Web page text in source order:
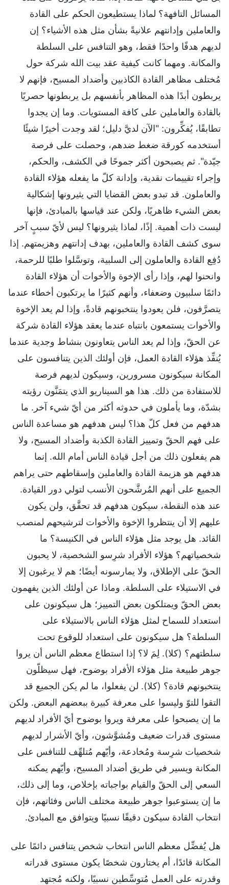
المسائل التافهة؟ لماذا يستطيعون الحكم على القادة
والعاملين وإدانتهم علانيةً بشأن مثل هذه الأشياء؟ إن
لديهم هدفًا واحدًا فقط، وهو التنافس على السلطة
والمكانة. ومهما كانت كيفية عقد بيت الله شركة حول
مُختلف مظاهر القادة الكاذبين وأضداد المسيح، فإنهم لا
يربطون أبدًا هذه المظاهر بأنفسهم بل يربطونها حصريًا
بالقادة والعاملين على كافة المستويات. وما إن يجدوا
تطابقًا، يُفكِّرون: "الآن لديَّ دليل؛ لقد وجدت أخيرًا شيئًا
أستخدمه كورقة ضغط ضدهم، وحصلت على فرصة
جيّدة". ثم يصبحون أكثر جموحًا في الكشف، والحكم،
وإجراء تقييمات نقدية، وإدانة كلّ ما يفعله هؤلاء القادة
والعاملون. قد تبدو بعض القضايا التي يثيرونها إشكالية
بعض الشيء ظاهريًا، ولكن عند قياسها بالمبادئ، فإنها
ليست ذات أهمية. إذًا، لماذا يثيرونها؟ ليس لأيّ سببٍ آخر
سوى كشف القادة والعاملين، بهدف إدانتهم وهزيمتهم. إذا
دُفِع القادة والعاملون إلى السلبية، وتوسَّلوا طلبًا للرحمة،
وانحنوا لهم، وإذا رأى الإخوة والأخوات أن هؤلاء القادة
دائمًا سلبيون وضعفاء، وأنهم كثيرًا ما يرتكبون أخطاء عندما
يتصرَّفون، فلن يعودوا ينتخبونهم قادةً، وإذا لم يعد الإخوة
والأخوات يستمعون بانتباه عندما يعقد هؤلاء القادة شركة
عن الحقّ، وإذا لم يعد الناس يتعاونون بنشاط وجدية عندما
يُنفِّذ هؤلاء القادة العمل، فإن أولئك الذين يتنافسون على
المكانة سيكونون مسرورين، وسيكون لديهم فرصة
للاستفادة من ذلك. هذا هو السيناريو الذي يتمَنَّون رؤيته
بشدّة، وما يأملون في حدوثه أكثر من أيّ شيء آخر. ما
هدفهم من فعل كلّ هذا؟ ليس هدفهم هو مساعدة الناس
على فهم الحقّ وتمييز القادة الكذبة وأضداد المسيح، ولا
هم يفعلون ذلك من أجل قيادة الناس أمام الله. إنما
هدفهم هو هزيمة القادة والعاملين وإسقاطهم حتى يراهم
الجميع على أنهم المُرشَّحون الأنسب لتولي دور القيادة.
عند هذه النقطة، سيكون هدفهم قد تحقَّق، ولن يكون
عليهم إلا أن ينتظروا الإخوة والأخوات لترشيحهم لمنصب
القائد. هل يوجد مثل هؤلاء الناس في الكنيسة؟ ما
شخصياتهم؟ هؤلاء الأفراد شرِسو الشخصية، لا يحبون
الحقّ على الإطلاق، ولا يمارسونه أيضًا؛ هم لا يرغبون إلا
في الاستيلاء على السلطة. وماذا عن أولئك الذين يفهمون
بعض الحقّ ويمتلكون بعض التمييز؛ هل سيكونون على
استعداد للسماح لمثل هؤلاء الناس بالاستيلاء على
السلطة؟ هل سيكونون على استعداد للوقوع تحت
سلطتهم؟ (كلا). لِمَ لا؟ إذا استطاع معظم الناس أن يروا
جوهر طبيعة مثل هؤلاء الأفراد بوضوح، فهل سيظلّون
ينتخبونهم قادة؟ (كلا). لن يفعلوا، ما لم يكن الجميع قد
التقوا للتوّ وليسوا على معرفة كبيرة ببعضهم البعض. ولكن
ما إن يصبحوا على معرفة ويروا بوضوح أيّ الأفراد لديهم
مستوى قدرات ضعيف ومُشوَّشون، وأيّ الأشرار لديهم
شخصيات شرِسة ومُخادعة، وأيّهم مُتلهِّف للتنافس على
المكانة ويسير في طريق أضداد المسيح، وأيّهم يمكنه
السعي إلى الحقّ والقيام بواجباته بإخلاص، وما إلى ذلك،
ما إن يستوعبوا جوهر طبيعة مختلف الناس وفئاتهم، فإن
انتخاب القادة سيكون دقيقًا نسبيًا ويتوافق مع المبادئ.
هل يُفضِّل معظم الناس انتخاب شخص يتنافس دائمًا على
المكانة قائدًا، أم يختارون شخصًا يكون مستوى قدراته
وقدرته على العمل مُتوسِّطين نسبيًا، ولكنه مُجتهد